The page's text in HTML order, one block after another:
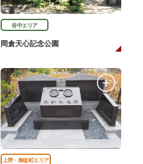
谷中エリア
岡倉天心記念公園
上野・御徒町エリア